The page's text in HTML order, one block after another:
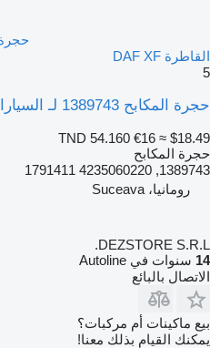
القاطرة DAF XF
5
حجرة المكابح 1389743 لـ السيارات القاطرة DAF XF
TND 54.160 €16 ≈ $18.49
حجرة المكابح
1389743, 4235060220 1791411
رومانيا، Suceava
DEZSTORE S.R.L.
14 سنوات في Autoline
الاتصال بالبائع
بيع ماكينات أم مركبات؟
يمكنك القيام بذلك معنا!